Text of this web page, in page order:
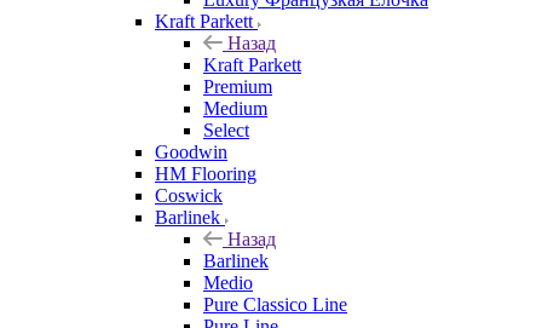
Kraft Parkett
Назад
Kraft Parkett
Premium
Medium
Select
Goodwin
HM Flooring
Coswick
Barlinek
Назад
Barlinek
Medio
Pure Classico Line